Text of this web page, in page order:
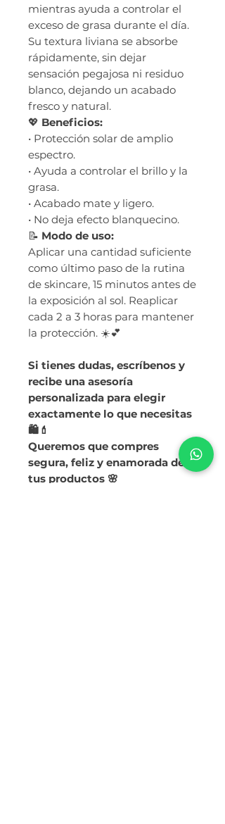
mientras ayuda a controlar el
exceso de grasa durante el día.
Su textura liviana se absorbe
rápidamente, sin dejar
sensación pegajosa ni residuo
blanco, dejando un acabado
fresco y natural.
💖 Beneficios:
• Protección solar de amplio
espectro.
• Ayuda a controlar el brillo y la
grasa.
• Acabado mate y ligero.
• No deja efecto blanquecino.
📝 Modo de uso:
Aplicar una cantidad suficiente
como último paso de la rutina
de skincare, 15 minutos antes de
la exposición al sol. Reaplicar
cada 2 a 3 horas para mantener
la protección. ☀️💕
Si tienes dudas, escríbenos y
recibe una asesoría
personalizada para elegir
exactamente lo que necesitas
🛍️💄
Queremos que compres
segura, feliz y enamorada de
tus productos 🌸